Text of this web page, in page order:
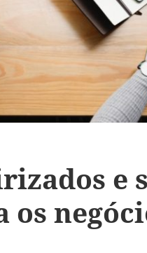
e
os